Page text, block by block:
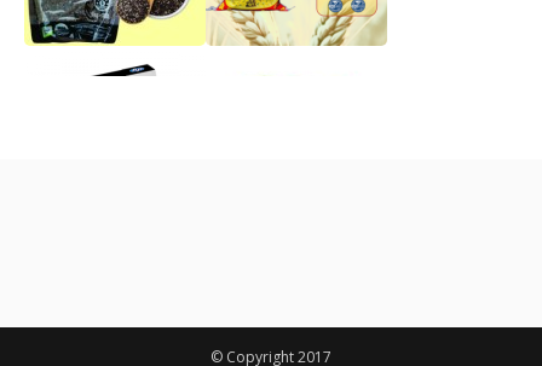
© Copyright 2017